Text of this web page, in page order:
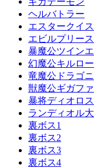
ヘルバトラー
エスタークイ
エビルプリース
暴魔公ツイン
幻魔公キルロ
竜魔公ドラゴ
獣魔公ギガフ
暴将ディオロス
ランディオル
裏ボス1
裏ボス2
裏ボス3
裏ボス4